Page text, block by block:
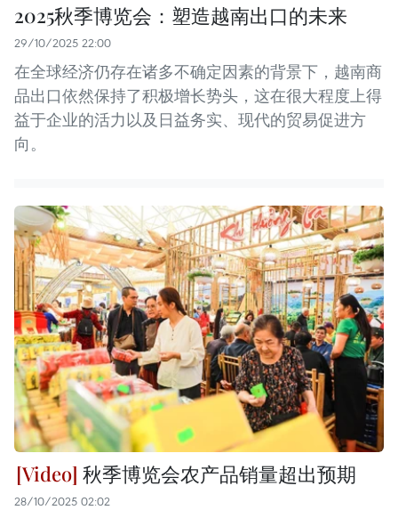
2025秋季博览会：塑造越南出口的未来
29/10/2025 22:00
在全球经济仍存在诸多不确定因素的背景下，越南商
品出口依然保持了积极增长势头，这在很大程度上得
益于企业的活力以及日益务实、现代的贸易促进方
向。
秋季博览会农产品销量超出预期
28/10/2025 02:02